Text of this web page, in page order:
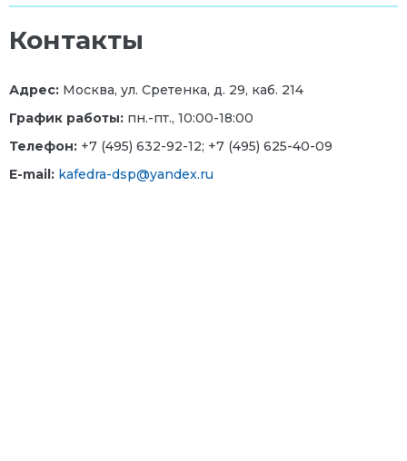
Контакты
Адрес: Москва, ул. Сретенка, д. 29, каб. 214
График работы: пн.-пт., 10:00-18:00
Телефон: +7 (495) 632-92-12; +7 (495) 625-40-09
E-mail: kafedra-dsp@yandex.ru